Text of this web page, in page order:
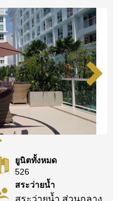
โทร +6638411250
และ LINE:
ยูนิตทั้งหมด
526
สระว่ายน้ำ
สระว่ายน้ำ ส่วนกลาง